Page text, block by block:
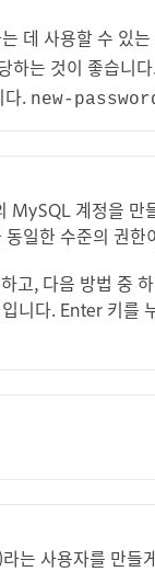
데 사용할 수 있는
하는 것이 좋습니
다. new-
계정을 만
동일한 수준의 권한
고, 다음 방법 중
니다. Enter 키를
는 사용자를 만들